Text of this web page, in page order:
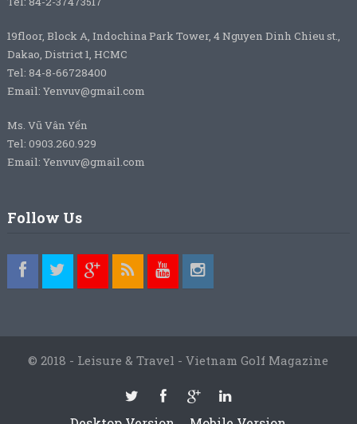
19floor, Block A, Indochina Park Tower, 4 Nguyen Dinh Chieu st.,
Dakao, District 1, HCMC
Tel: 84-8-66728400
Email: Yenvuv@gmail.com
Ms. Vũ Vân Yến
Tel: 0903.260.929
Email: Yenvuv@gmail.com
Follow Us
© 2018 - Leisure & Travel - Vietnam Golf Magazine